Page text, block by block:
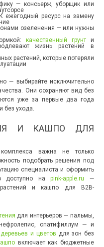
— консьерж, уборщик или
ежегодный ресурс на замену
озеленения — или нужны
качественный грунт и
жизнь растений в
растений, которые потеряли
— выбирайте исключительно
Они сохраняют вид без
уже за первые два года
без ухода.
И КАШПО ДЛЯ
важна не только
подобрать решения под
специалиста и оформить
доступно наpink-apple.ru —
растений и кашпо для B2B-
для интерьеров — пальмы,
спатифиллум — и
и цветов для зон без
включает как бюджетные